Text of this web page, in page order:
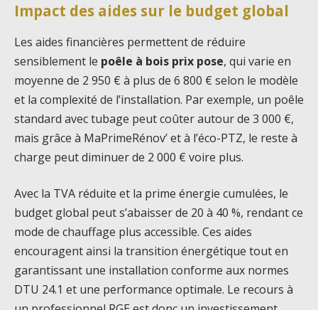
Impact des aides sur le budget global
Les aides financières permettent de réduire
sensiblement le poêle à bois prix pose, qui varie en
moyenne de 2 950 € à plus de 6 800 € selon le modèle
et la complexité de l’installation. Par exemple, un poêle
standard avec tubage peut coûter autour de 3 000 €,
mais grâce à MaPrimeRénov’ et à l’éco-PTZ, le reste à
charge peut diminuer de 2 000 € voire plus.
Avec la TVA réduite et la prime énergie cumulées, le
budget global peut s’abaisser de 20 à 40 %, rendant ce
mode de chauffage plus accessible. Ces aides
encouragent ainsi la transition énergétique tout en
garantissant une installation conforme aux normes
DTU 24.1 et une performance optimale. Le recours à